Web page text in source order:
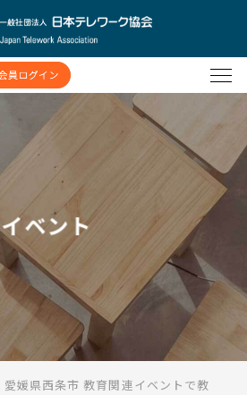
イベント
愛媛県西条市 教育関連イベントで教